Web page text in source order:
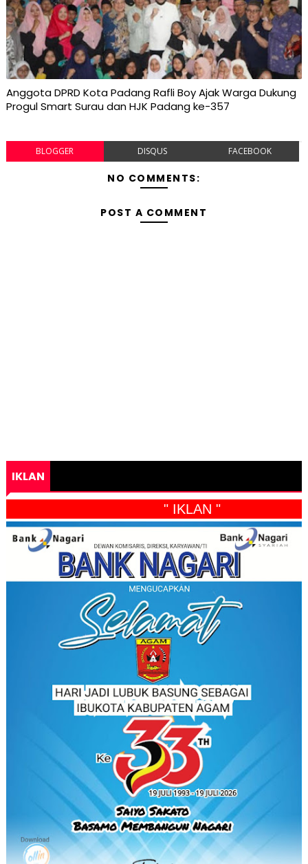
Anggota DPRD Kota Padang Rafli Boy Ajak Warga Dukung
Progul Smart Surau dan HJK Padang ke-357
BLOGGER DISQUS FACEBOOK
NO COMMENTS:
POST A COMMENT
IKLAN
" IKLAN "